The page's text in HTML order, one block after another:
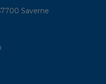
Saverne